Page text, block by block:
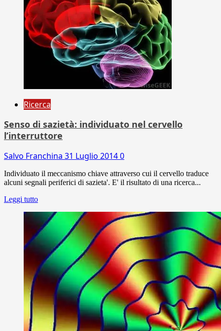
Ricerca
Senso di sazietà: individuato nel cervello
l’interruttore
Salvo Franchina 31 Luglio 20140
Individuato il meccanismo chiave attraverso cui il cervello traduce
alcuni segnali periferici di sazieta'. E' il risultato di una ricerca...
Leggi tutto